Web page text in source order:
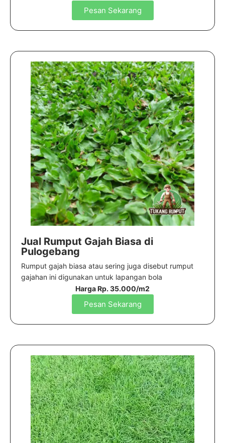
Pesan Sekarang
Jual Rumput Gajah Biasa di
Pulogebang
Rumput gajah biasa atau sering juga disebut rumput
gajahan ini digunakan untuk lapangan bola
Harga Rp. 35.000/m2
Pesan Sekarang